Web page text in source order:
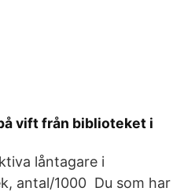
vift från biblioteket i
låntagare i
antal/1000 Du som har